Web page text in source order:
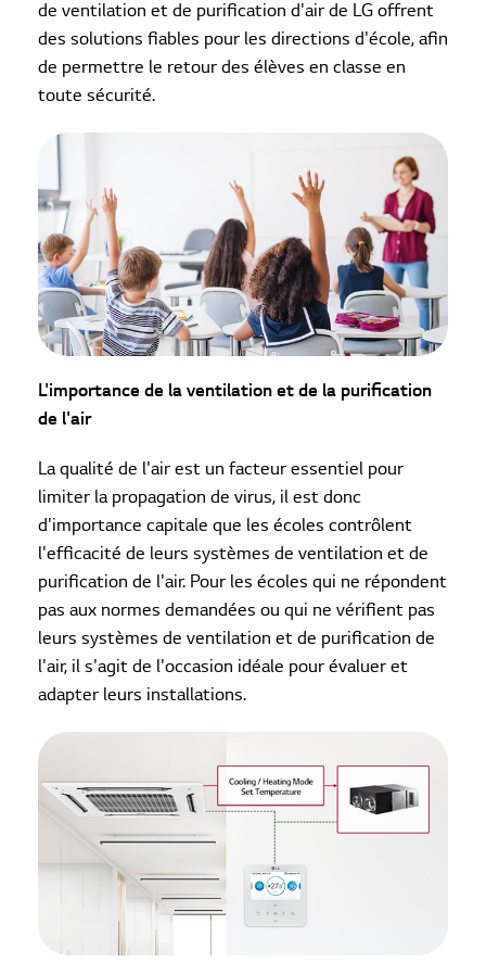
de ventilation et de purification d'air de LG offrent
des solutions fiables pour les directions d'école, afin
de permettre le retour des élèves en classe en
toute sécurité.
L'importance de la ventilation et de la purification
de l'air
La qualité de l'air est un facteur essentiel pour
limiter la propagation de virus, il est donc
d'importance capitale que les écoles contrôlent
l'efficacité de leurs systèmes de ventilation et de
purification de l'air. Pour les écoles qui ne répondent
pas aux normes demandées ou qui ne vérifient pas
leurs systèmes de ventilation et de purification de
l'air, il s'agit de l'occasion idéale pour évaluer et
adapter leurs installations.